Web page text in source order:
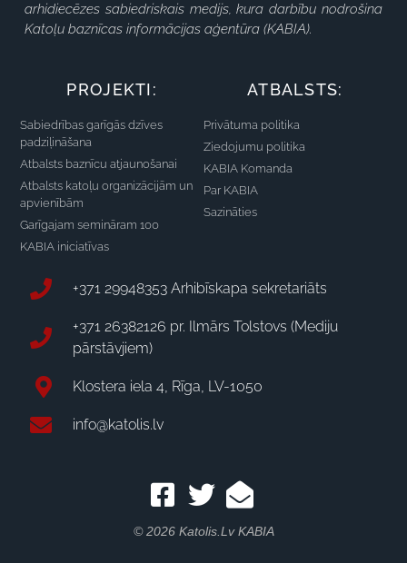
arhidiecēzes sabiedriskais medijs, kura darbību nodrošina
Katoļu baznīcas informācijas aģentūra (KABIA).
PROJEKTI:
Sabiedrības garīgās dzīves
padziļināšana
Atbalsts baznīcu atjaunošanai
Atbalsts katoļu organizācijām un
apvienībām
Garīgajam semināram 100
KABIA iniciatīvas
ATBALSTS:
Privātuma politika
Ziedojumu politika
KABIA Komanda
Par KABIA
Sazināties
+371 29948353 Arhibīskapa sekretariāts
+371 26382126 pr. Ilmārs Tolstovs (Mediju
pārstāvjiem)
Klostera iela 4, Rīga, LV-1050
info@katolis.lv
© 2026 Katolis.lv KABIA